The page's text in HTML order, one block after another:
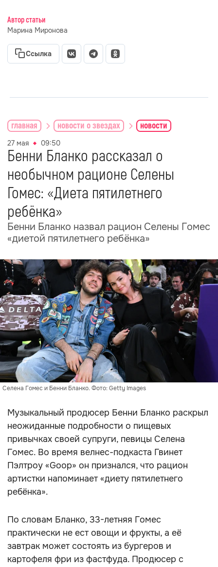
Автор статьи
Марина Миронова
Ссылка
главная новости о звездах новости
27 мая 09:50
Бенни Бланко рассказал о
необычном рационе Селены
Гомес: «Диета пятилетнего
ребёнка»
Бенни Бланко назвал рацион Селены Гомес
«диетой пятилетнего ребёнка»
Селена Гомес и Бенни Бланко. Фото: Getty Images
Музыкальный продюсер Бенни Бланко раскрыл
неожиданные подробности о пищевых
привычках своей супруги, певицы Селена
Гомес. Во время велнес-подкаста Гвинет
Пэлтроу «Goop» он признался, что рацион
артистки напоминает «диету пятилетнего
ребёнка».
По словам Бланко, 33-летняя Гомес
практически не ест овощи и фрукты, а её
завтрак может состоять из бургеров и
картофеля фри из фастфуда. Продюсер с